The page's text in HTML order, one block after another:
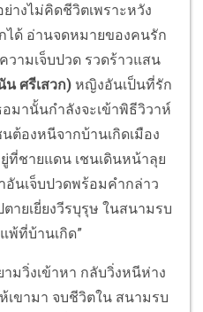
างไม่คิดชีวิตเพราะหวัง
ได้ อ่านจดหมายของคนรัก
ามเจ็บปวด รวดร้าวแสน
น ศรีเสวก) หญิงอันเป็นที่รัก
อมานั้นกำลังจะเข้าพิธีวิวาห์
ต้องหนีจากบ้านเกิดเมือง
ที่ชายแดน เชนเดินหน้าลุย
อันเจ็บปวดพร้อมคำกล่าว
ายเยี่ยงวีรบุรุษ ในสนามรบ
พ้ที่บ้านเกิด”
วิ่งเข้าหา กลับวิ่งหนีห่าง
เขามา จบชีวิตใน สนามรบ